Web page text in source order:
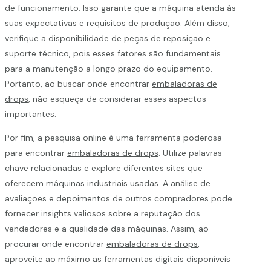
de funcionamento. Isso garante que a máquina atenda às
suas expectativas e requisitos de produção. Além disso,
verifique a disponibilidade de peças de reposição e
suporte técnico, pois esses fatores são fundamentais
para a manutenção a longo prazo do equipamento.
Portanto, ao buscar onde encontrar embaladoras de
drops , não esqueça de considerar esses aspectos
importantes.
Por fim, a pesquisa online é uma ferramenta poderosa
para encontrar embaladoras de drops . Utilize palavras-
chave relacionadas e explore diferentes sites que
oferecem máquinas industriais usadas. A análise de
avaliações e depoimentos de outros compradores pode
fornecer insights valiosos sobre a reputação dos
vendedores e a qualidade das máquinas. Assim, ao
procurar onde encontrar embaladoras de drops
aproveite ao máximo as ferramentas digitais disponíveis